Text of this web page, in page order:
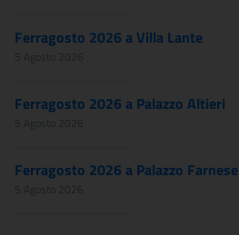
Ferragosto 2026 a Villa Lante
5 Agosto 2026
Ferragosto 2026 a Palazzo Altieri
5 Agosto 2026
Ferragosto 2026 a Palazzo Farnese
5 Agosto 2026